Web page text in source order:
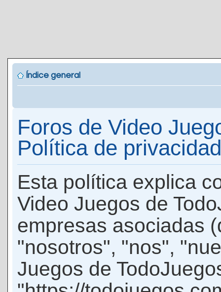
Índice general
Foros de Video
Política de privacidad
Esta política explica
Video Juegos de
empresas asociadas
"nosotros", "nos",
Juegos de